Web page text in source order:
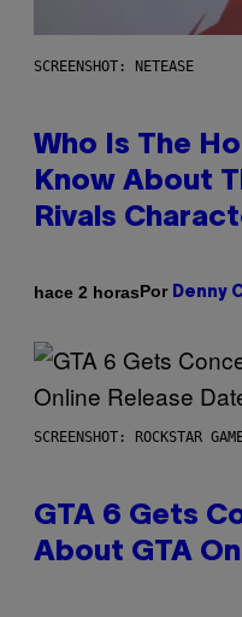
SCREENSHOT: NETEASE
Who Is The
Know About
Rivals
hace 2 horasPor Denny
SCREENSHOT: ROCKSTAR
GTA 6 Gets
About GTA